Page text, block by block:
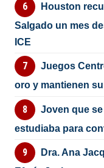
Houston
Salgado un mes
ICE
Juegos
oro y mantienen
Joven que
estudiaba para
Dra. Ana